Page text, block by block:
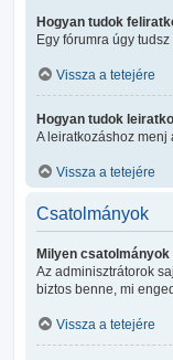
Hogyan tudok
Egy fórumra úgy
Vissza a tetejére
Hogyan tudok
A leiratkozáshoz
Vissza a tetejére
Csatolmányok
Milyen
Az adminisztrátorok
biztos benne, mi
Vissza a tetejére